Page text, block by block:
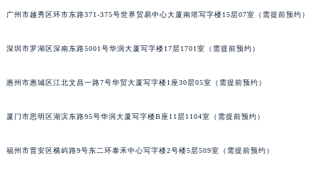
广州市越秀区环市东路371-375号世界贸易中心大厦南塔写字楼15层07室（需提前预约）
深圳市罗湖区深南东路5001号华润大厦写字楼17层1701室（需提前预约）
惠州市惠城区江北文昌一路7号华贸大厦写字楼1座30层05室（需提前预约）
厦门市思明区湖滨东路95号华润大厦写字楼B座11层1104室（需提前预约）
福州市晋安区横屿路9号东二环泰禾中心写字楼2号楼5层509室（需提前预约）